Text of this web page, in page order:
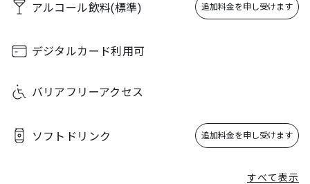
アルコール飲料(標準) 追加料金を申し受けます
デジタルカード利用可
バリアフリーアクセス
ソフトドリンク 追加料金を申し受けます
すべて表示